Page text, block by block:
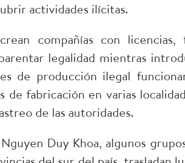
actividades ilícitas.
compañías con
legalidad mientras
de producción ilegal
de fabricación en varias
de las autoridades.
Duy Khoa, algunos